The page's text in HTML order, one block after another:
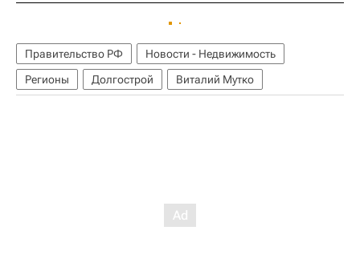
Правительство РФ
Новости - Недвижимость
Регионы
Долгострой Виталий Мутко